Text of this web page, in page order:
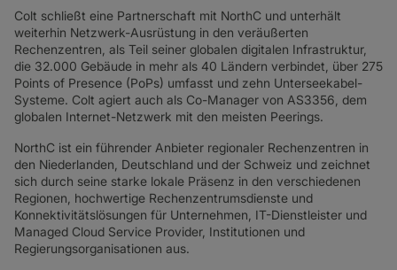
LAN + DRAHTLOSES LAN
ALLE NETZWERKDIENSTE
Colt schließt eine Partnerschaft mit NorthC und unterhält
weiterhin Netzwerk-Ausrüstung in den veräußerten
Rechenzentren, als Teil seiner globalen digitalen Infrastruktur,
die 32.000 Gebäude in mehr als 40 Ländern verbindet, über 275
Points of Presence (PoPs) umfasst und zehn Unterseekabel-
Systeme. Colt agiert auch als Co-Manager von AS3356, dem
globalen Internet-Netzwerk mit den meisten Peerings.
NorthC ist ein führender Anbieter regionaler Rechenzentren in
den Niederlanden, Deutschland und der Schweiz und zeichnet
sich durch seine starke lokale Präsenz in den verschiedenen
Regionen, hochwertige Rechenzentrumsdienste und
Konnektivitätslösungen für Unternehmen, IT-Dienstleister und
Managed Cloud Service Provider, Institutionen und
Regierungsorganisationen aus.